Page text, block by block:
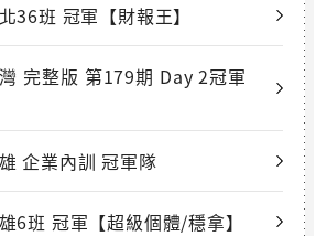
36班 冠軍【財報王】
完整版 第179期 Day 2冠軍
企業內訓 冠軍隊
6班 冠軍【超級個體/穩拿】